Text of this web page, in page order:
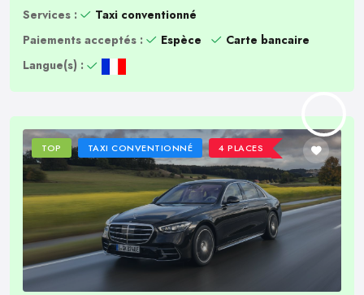
Services :
Taxi conventionné
Paiements acceptés :
Espèce
Carte bancaire
Langue(s) :
TOP TAXI CONVENTIONNÉ 4 PLACES